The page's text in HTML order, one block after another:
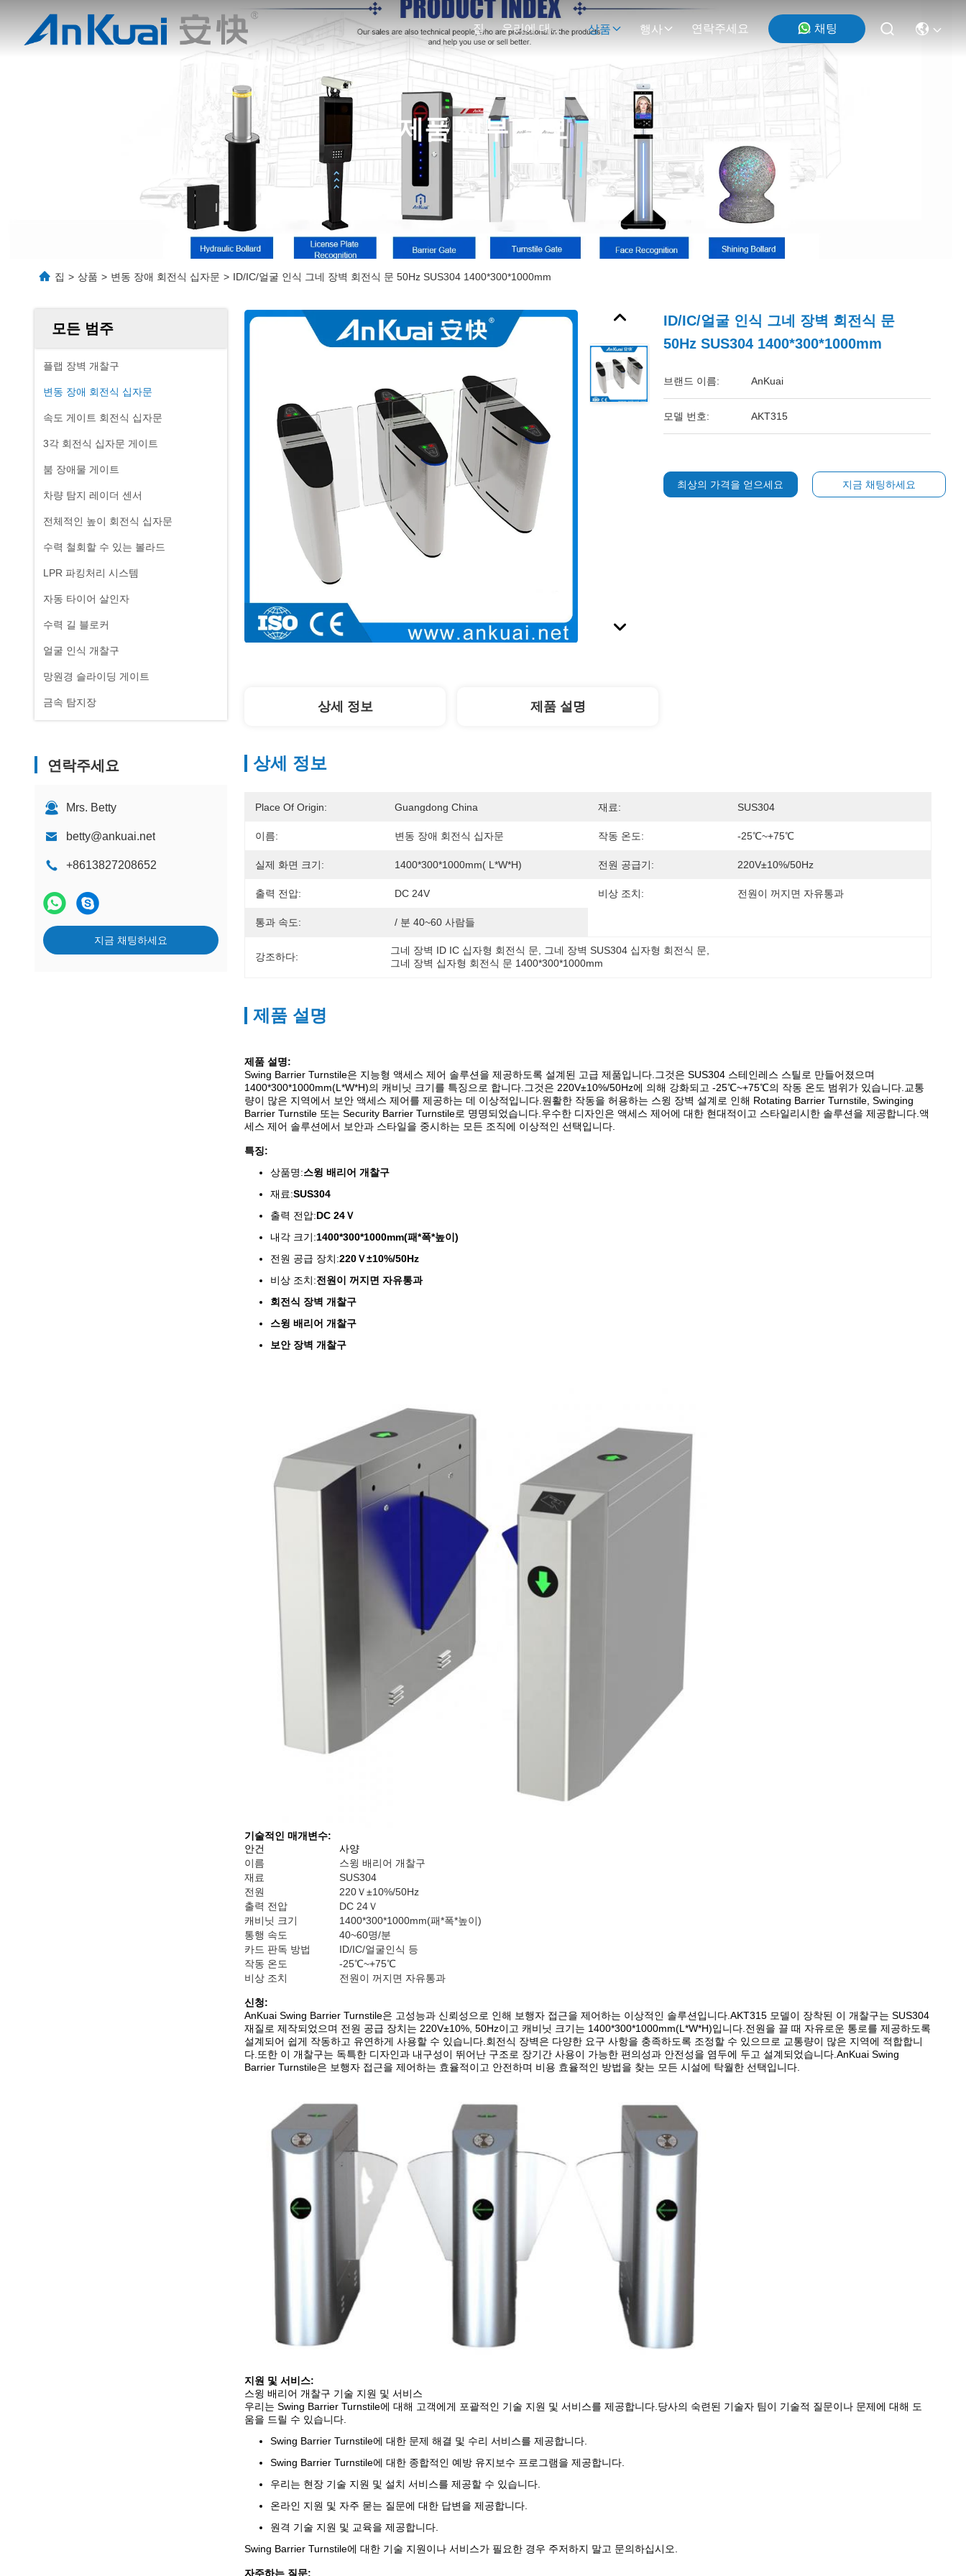
집 우리에 대하여 상품 행사 연락주세요 채팅
제품 세부 정보
집 > 상품 > 변동 장애 회전식 십자문 > ID/IC/얼굴 인식 그네 장벽 회전식 문 50Hz SUS304 1400*300*1000mm
모든 범주
플랩 장벽 개찰구
변동 장애 회전식 십자문
속도 게이트 회전식 십자문
3각 회전식 십자문 게이트
붐 장애물 게이트
차량 탐지 레이더 센서
전체적인 높이 회전식 십자문
수력 철회할 수 있는 볼라드
LPR 파킹처리 시스템
자동 타이어 살인자
수력 길 블로커
얼굴 인식 개찰구
망원경 슬라이딩 게이트
금속 탐지장
연락주세요
Mrs. Betty
betty@ankuai.net
+8613827208652
지금 채팅하세요
ID/IC/얼굴 인식 그네 장벽 회전식 문
50Hz SUS304 1400*300*1000mm
브랜드 이름: AnKuai
모델 번호: AKT315
최상의 가격을 얻으세요 지금 채팅하세요
상세 정보 제품 설명
상세 정보
Place Of Origin: Guangdong China 재료: SUS304
이름: 변동 장애 회전식 십자문 작동 온도: -25℃~+75℃
실제 화면 크기: 1400*300*1000mm( L*W*H) 전원 공급기: 220V±10%/50Hz
출력 전압: DC 24V 비상 조치: 전원이 꺼지면 자유통과
통과 속도: / 분 40~60 사람들
강조하다:
그네 장벽 ID IC 십자형 회전식 문 그네 장벽 SUS304 십자형 회전식 문
그네 장벽 십자형 회전식 문 1400*300*1000mm
제품 설명
제품 설명:
Swing Barrier Turnstile은 지능형 액세스 제어 솔루션을 제공하도록 설계된 고급 제품입니다.그것은 SUS304 스테인레스 스틸로 만들어졌으며
1400*300*1000mm(L*W*H)의 캐비닛 크기를 특징으로 합니다.그것은 220V±10%/50Hz에 의해 강화되고 -25℃~+75℃의 작동 온도 범위가 있습니다.교통
량이 많은 지역에서 보안 액세스 제어를 제공하는 데 이상적입니다.원활한 작동을 허용하는 스윙 장벽 설계로 인해 Rotating Barrier Turnstile, Swinging
Barrier Turnstile 또는 Security Barrier Turnstile로 명명되었습니다.우수한 디자인은 액세스 제어에 대한 현대적이고 스타일리시한 솔루션을 제공합니다.액
세스 제어 솔루션에서 보안과 스타일을 중시하는 모든 조직에 이상적인 선택입니다.
특징:
상품명:스윙 배리어 개찰구
재료:SUS304
출력 전압:DC 24Ｖ
내각 크기:1400*300*1000mm(패*폭*높이)
전원 공급 장치:220Ｖ±10%/50Hz
비상 조치:전원이 꺼지면 자유통과
회전식 장벽 개찰구
스윙 배리어 개찰구
보안 장벽 개찰구
기술적인 매개변수:
안건
사양
이름
스윙 배리어 개찰구
재료
SUS304
전원
220Ｖ±10%/50Hz
출력 전압
DC 24Ｖ
캐비닛 크기
1400*300*1000mm(패*폭*높이)
통행 속도
40~60명/분
카드 판독 방법
ID/IC/얼굴인식 등
작동 온도
-25℃~+75℃
비상 조치
전원이 꺼지면 자유통과
신청:
AnKuai Swing Barrier Turnstile은 고성능과 신뢰성으로 인해 보행자 접근을 제어하는 ​​이상적인 솔루션입니다.AKT315 모델이 장착된 이 개찰구는 SUS304
재질로 제작되었으며 전원 공급 장치는 220V±10%, 50Hz이고 캐비닛 크기는 1400*300*1000mm(L*W*H)입니다.전원을 끌 때 자유로운 통로를 제공하도록
설계되어 쉽게 작동하고 유연하게 사용할 수 있습니다.회전식 장벽은 다양한 요구 사항을 충족하도록 조정할 수 있으므로 교통량이 많은 지역에 적합합니
다.또한 이 개찰구는 독특한 디자인과 내구성이 뛰어난 구조로 장기간 사용이 가능한 편의성과 안전성을 염두에 두고 설계되었습니다.AnKuai Swing
Barrier Turnstile은 보행자 접근을 제어하는 ​​효율적이고 안전하며 비용 효율적인 방법을 찾는 모든 시설에 탁월한 선택입니다.
지원 및 서비스:
스윙 배리어 개찰구 기술 지원 및 서비스
우리는 Swing Barrier Turnstile에 대해 고객에게 포괄적인 기술 지원 및 서비스를 제공합니다.당사의 숙련된 기술자 팀이 기술적 질문이나 문제에 대해 도
움을 드릴 수 있습니다.
Swing Barrier Turnstile에 대한 문제 해결 및 수리 서비스를 제공합니다.
Swing Barrier Turnstile에 대한 종합적인 예방 유지보수 프로그램을 제공합니다.
우리는 현장 기술 지원 및 설치 서비스를 제공할 수 있습니다.
온라인 지원 및 자주 묻는 질문에 대한 답변을 제공합니다.
원격 기술 지원 및 교육을 제공합니다.
Swing Barrier Turnstile에 대한 기술 지원이나 서비스가 필요한 경우 주저하지 말고 문의하십시오.
자주하는 질문: